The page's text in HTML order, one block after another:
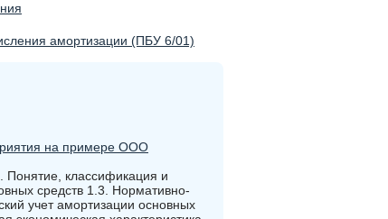
амортизации (ПБУ 6/01)
на примере ООО
Понятие, классификация и
средств 1.3. Нормативно-
учет амортизации основных